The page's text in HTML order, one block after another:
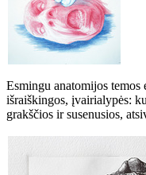
Esmingu anatomijos
išraiškingos, įvairialypės:
grakščios ir susenusios,